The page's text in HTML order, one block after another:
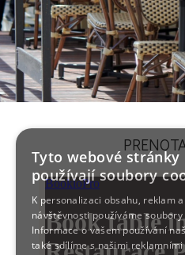
Tyto webové stránky
používají soubory
K personalizaci obsahu, reklam
návštěvnosti používáme soubory
Informace o vašem používání
také sdílíme s našimi reklamními